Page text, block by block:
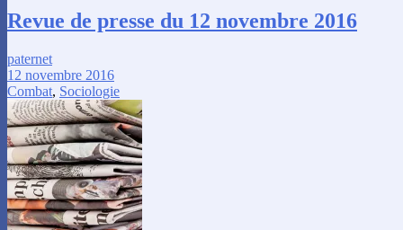
Revue de presse du 12 novembre 2016
paternet
12 novembre 2016
Combat, Sociologie